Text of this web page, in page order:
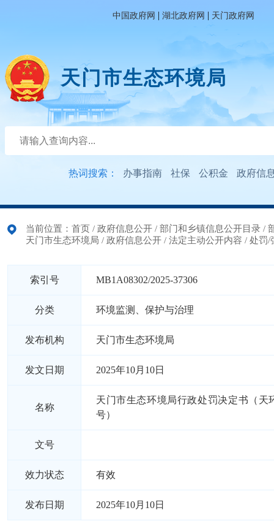
中国政府网 | 湖北政府网 | 天门政府网
天门市生态环境局
热词搜索： 办事指南 社保 公积金 政府信
当前位置： 首页 / 政府信息公开 / 部门和乡镇信息公开目录 /
天门市生态环境局 / 政府信息公开 / 法定主动公开内容 / 处罚/
索引号 MB1A08302/2025-37306
分类 环境监测、保护与治理
发布机构 天门市生态环境局
发文日期 2025年10月10日
名称
天门市生态环境局行政处罚决定书（天
号）
文号
效力状态 有效
发布日期 2025年10月10日